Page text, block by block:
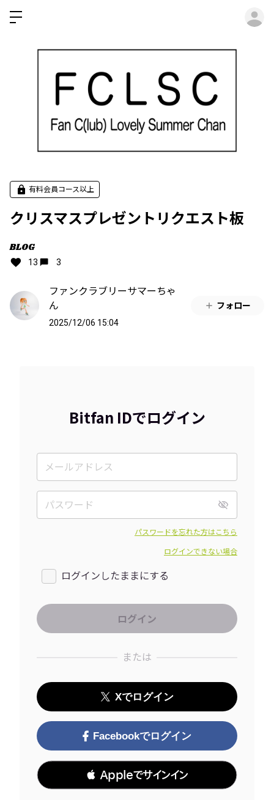
有料会員コース以上
クリスマスプレゼントリクエスト板
BLOG
13 3
ファンクラブリーサマーちゃ
ん
2025/12/06 15:04
フォロー
Bitfan IDでログイン
パスワードを忘れた方はこちら
ログインできない場合
ログインしたままにする
または
Xでログイン
Facebookでログイン
 Appleでサインイン